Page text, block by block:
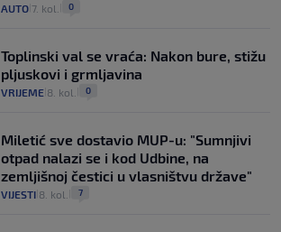
AUTO 7. kol. 0
Toplinski val se vraća: Nakon bure, stižu
pljuskovi i grmljavina
VRIJEME 8. kol. 0
Miletić sve dostavio MUP-u: "Sumnjivi
otpad nalazi se i kod Udbine, na
zemljišnoj čestici u vlasništvu države"
VIJESTI 8. kol. 7